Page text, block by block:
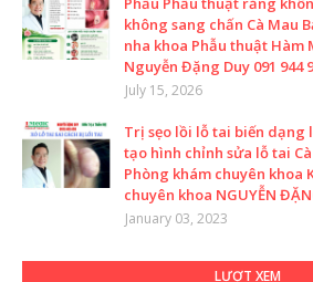
không sang chấn Cà Mau
nha khoa Phẫu thuật Hàm
Nguyễn Đặng Duy 091 944
July 15, 2026
Trị sẹo lồi lỗ tai biến dạng
tạo hình chỉnh sửa lỗ tai
Phòng khám chuyên khoa
chuyên khoa NGUYỄN
January 03, 2023
LƯỢT XEM